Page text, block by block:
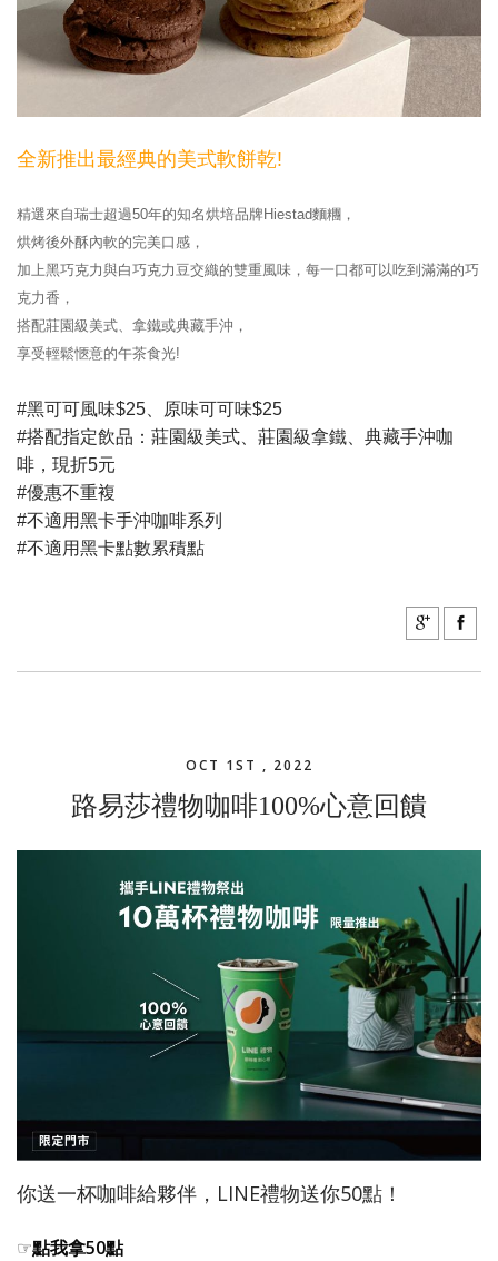
全新推出最經典的美式軟餅乾!
精選來自瑞士超過50年的知名烘培品牌Hiestad麵糰，
烘烤後外酥內軟的完美口感，
加上黑巧克力與白巧克力豆交織的雙重風味，每一口都可以吃到滿滿的巧
克力香，
搭配莊園級美式、拿鐵或典藏手沖，
享受輕鬆愜意的午茶食光!
#黑可可風味$25、原味可可味$25
#搭配指定飲品：莊園級美式、莊園級拿鐵、典藏手沖咖
啡，現折5元
#優惠不重複
#不適用黑卡手沖咖啡系列
#不適用黑卡點數累積點
OCT 1ST , 2022
路易莎禮物咖啡100%心意回饋
你送一杯咖啡給夥伴，LINE禮物送你50點！
☞點我拿50點